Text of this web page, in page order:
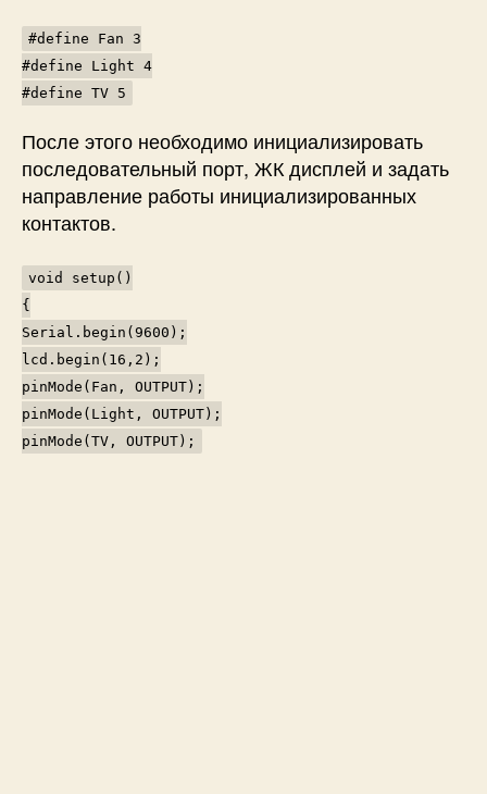
#define Fan 3
#define Light 4
#define TV 5
После этого необходимо инициализировать
последовательный порт, ЖК дисплей и задать
направление работы инициализированных
контактов.
void setup()
{
Serial.begin(9600);
lcd.begin(16,2);
pinMode(Fan, OUTPUT);
pinMode(Light, OUTPUT);
pinMode(TV, OUTPUT);